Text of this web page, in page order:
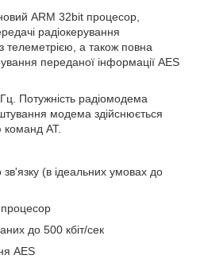
ARM 32bit процесор,
радіокерування
телеметрією, а також повна
переданої інформації AES
Потужність радіомодема
модема здійснюється
команд AT.
зв'язку (в ідеальних умовах до
до 500 кбіт/сек
AES